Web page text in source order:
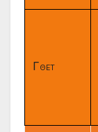
ΓΘΕΤ